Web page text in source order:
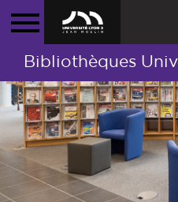
Bibliothèques